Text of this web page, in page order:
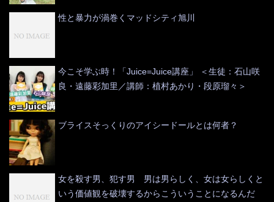
性と暴力が渦巻くマッドシティ旭川
今こそ学ぶ時！「Juice=Juice講座」 ＜生徒：石山咲
良・遠藤彩加里／講師：植村あかり・段原瑠々＞
ブライスそっくりのアイシードールとは何者？
女を殺す男、犯す男 男は男らしく、女は女らしくと
いう価値観を破壊するからこういうことになるんだ